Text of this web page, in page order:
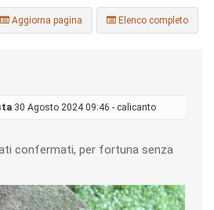
Elenco completo
Aggiorna pagina
30 Agosto 2024 09:46 - calicanto
confermati, per fortuna senza